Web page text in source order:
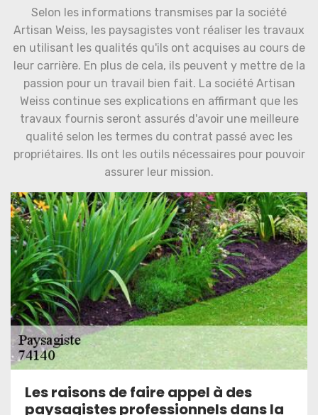
Selon les informations transmises par la société
Artisan Weiss, les paysagistes vont réaliser les travaux
en utilisant les qualités qu'ils ont acquises au cours de
leur carrière. En plus de cela, ils peuvent y mettre de la
passion pour un travail bien fait. La société Artisan
Weiss continue ses explications en affirmant que les
travaux fournis seront assurés d'avoir une meilleure
qualité selon les termes du contrat passé avec les
propriétaires. Ils ont les outils nécessaires pour pouvoir
assurer leur mission.
Les raisons de faire appel à des
paysagistes professionnels dans la